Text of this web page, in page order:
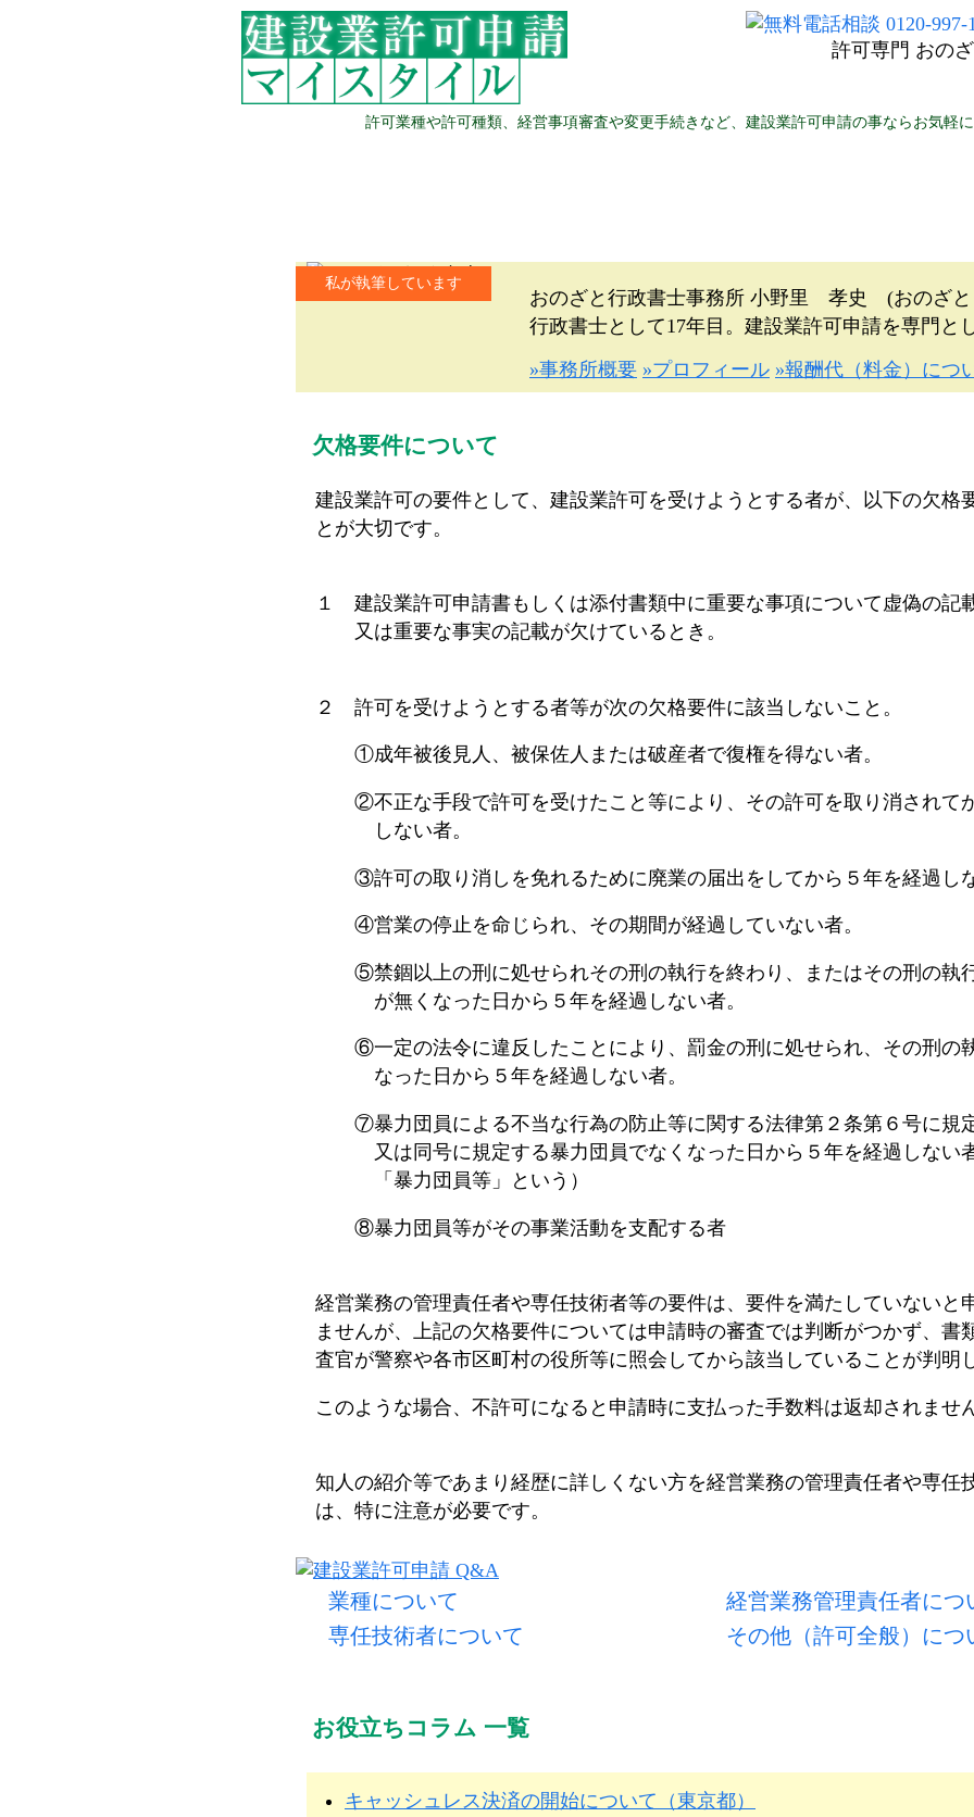
許可専門 おの
許可業種や許可種類、経営事項審査や変更手続きなど、 建設業許可申請の事ならお気軽に
私が執筆しています
おのざと行政書士事務所 小野里 孝史 (おのざ
行政書士として17年目。建設業許可申請を専門と
事務所概要 プロフィール 報酬代（料金）につ
欠格要件について
建設業許可の要件として、建設業許可を受けようとする者が、以下の欠格
とが大切です。
１ 建設業許可申請書もしくは添付書類中に重要な事項について虚偽の記
又は重要な事実の記載が欠けているとき。
２ 許可を受けようとする者等が次の欠格要件に該当しないこと。
①成年被後見人、被保佐人または破産者で復権を得ない者。
②不正な手段で許可を受けたこと等により、その許可を取り消されて
しない者。
③許可の取り消しを免れるために廃業の届出をしてから５年を経過しな
④営業の停止を命じられ、その期間が経過していない者。
⑤禁錮以上の刑に処せられその刑の執行を終わり、またはその刑の執
が無くなった日から５年を経過しない者。
⑥一定の法令に違反したことにより、罰金の刑に処せられ、その刑の
なった日から５年を経過しない者。
⑦暴力団員による不当な行為の防止等に関する法律第２条第６号に規
又は同号に規定する暴力団員でなくなった日から５年を経過しない
「暴力団員等」という）
⑧暴力団員等がその事業活動を支配する者
経営業務の管理責任者や専任技術者等の要件は、要件を満たしていないと
ませんが、上記の欠格要件については申請時の審査では判断がつかず、書
査官が警察や各市区町村の役所等に照会してから該当していることが判明
このような場合、不許可になると申請時に支払った手数料は返却されません
知人の紹介等であまり経歴に詳しくない方を経営業務の管理責任者や専任
は、特に注意が必要です。
業種について
経営業務管理責任者につ
専任技術者について
その他（許可全般）につ
お役立ちコラム 一覧
キャッシュレス決済の開始について（東京都）